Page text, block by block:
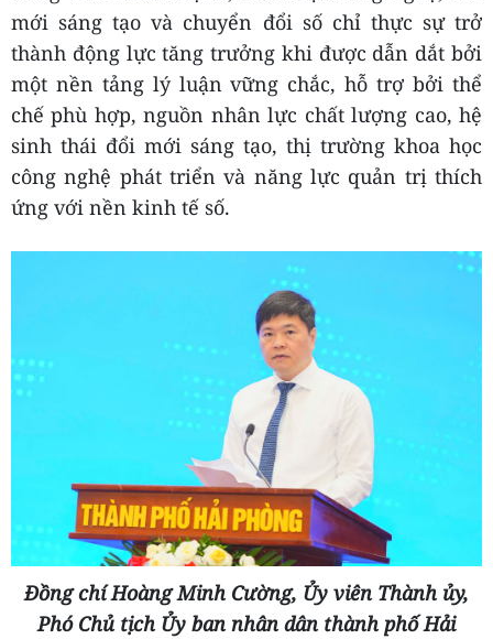
mới sáng tạo và chuyển đổi số chỉ thực sự trở
thành động lực tăng trưởng khi được dẫn dắt bởi
một nền tảng lý luận vững chắc, hỗ trợ bởi thể
chế phù hợp, nguồn nhân lực chất lượng cao, hệ
sinh thái đổi mới sáng tạo, thị trường khoa học
công nghệ phát triển và năng lực quản trị thích
ứng với nền kinh tế số.
Đồng chí Hoàng Minh Cường, Ủy viên Thành ủy,
Phó Chủ tịch Ủy ban nhân dân thành phố Hải